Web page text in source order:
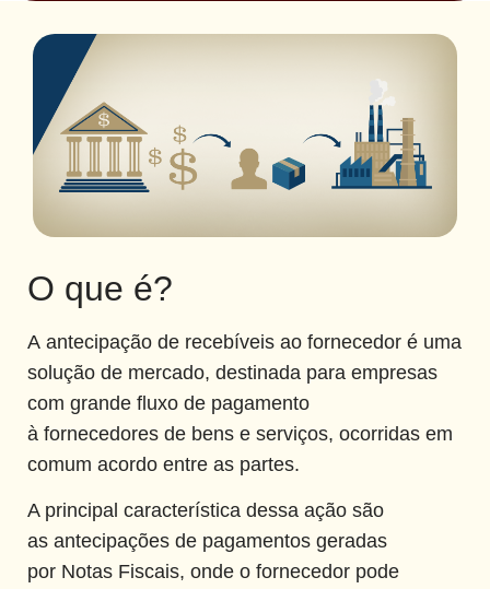
Antecipação de Recebíveis ao
Fornecedor
4 de agosto de 2020
O que é?
A antecipação de recebíveis ao fornecedor é uma
solução de mercado, destinada para empresas
com grande fluxo de pagamento
à fornecedores de bens e serviços, ocorridas em
comum acordo entre as partes.
A principal característica dessa ação são
as antecipações de pagamentos geradas
por Notas Fiscais, onde o fornecedor pode